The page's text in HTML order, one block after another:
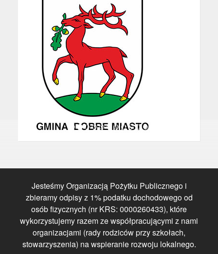
Jesteśmy Organizacją Pożytku Publicznego i
zbieramy odpisy z 1% podatku dochodowego od
osób fizycznych (nr KRS: 0000260433), które
wykorzystujemy razem ze współpracującymi z nami
organizacjami (rady rodziców przy szkołach,
stowarzyszenia) na wspieranie rozwoju lokalnego.